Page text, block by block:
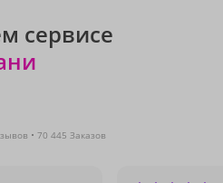
сервисе
70 445 Заказов